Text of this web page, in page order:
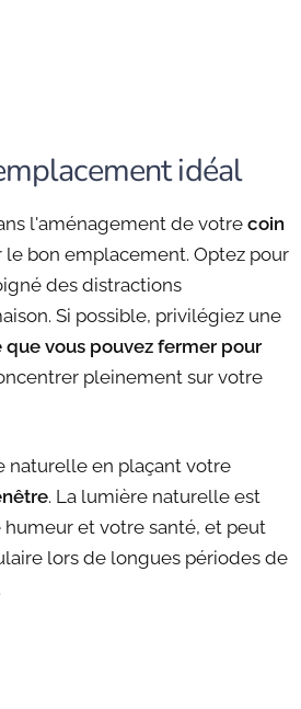
idéal
l'aménagement de votrecoin
le bon emplacement. Optez pour
des distractions
Si possible, privilégiez une
que vous pouvez fermer pour
pleinement sur votre
naturelle en plaçant votre
. La lumière naturelle est
et votre santé, et peut
lors de longues périodes de